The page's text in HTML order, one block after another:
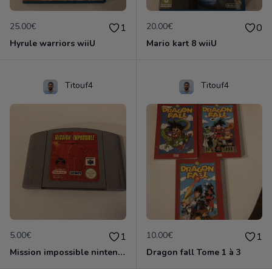
25.00€ 1
Hyrule warriors wiiU
20.00€ 0
Mario kart 8 wiiU
Titouf4
5.00€ 1
Mission impossible nintendo 64
Titouf4
10.00€ 1
Dragon fall Tome 1 à 3